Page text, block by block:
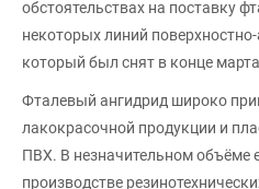
обстоятельствах на поставку
некоторых линий
который был снят в конце
Фталевый ангидрид широко
лакокрасочной продукции и
ПВХ. В незначительном объёме
производстве